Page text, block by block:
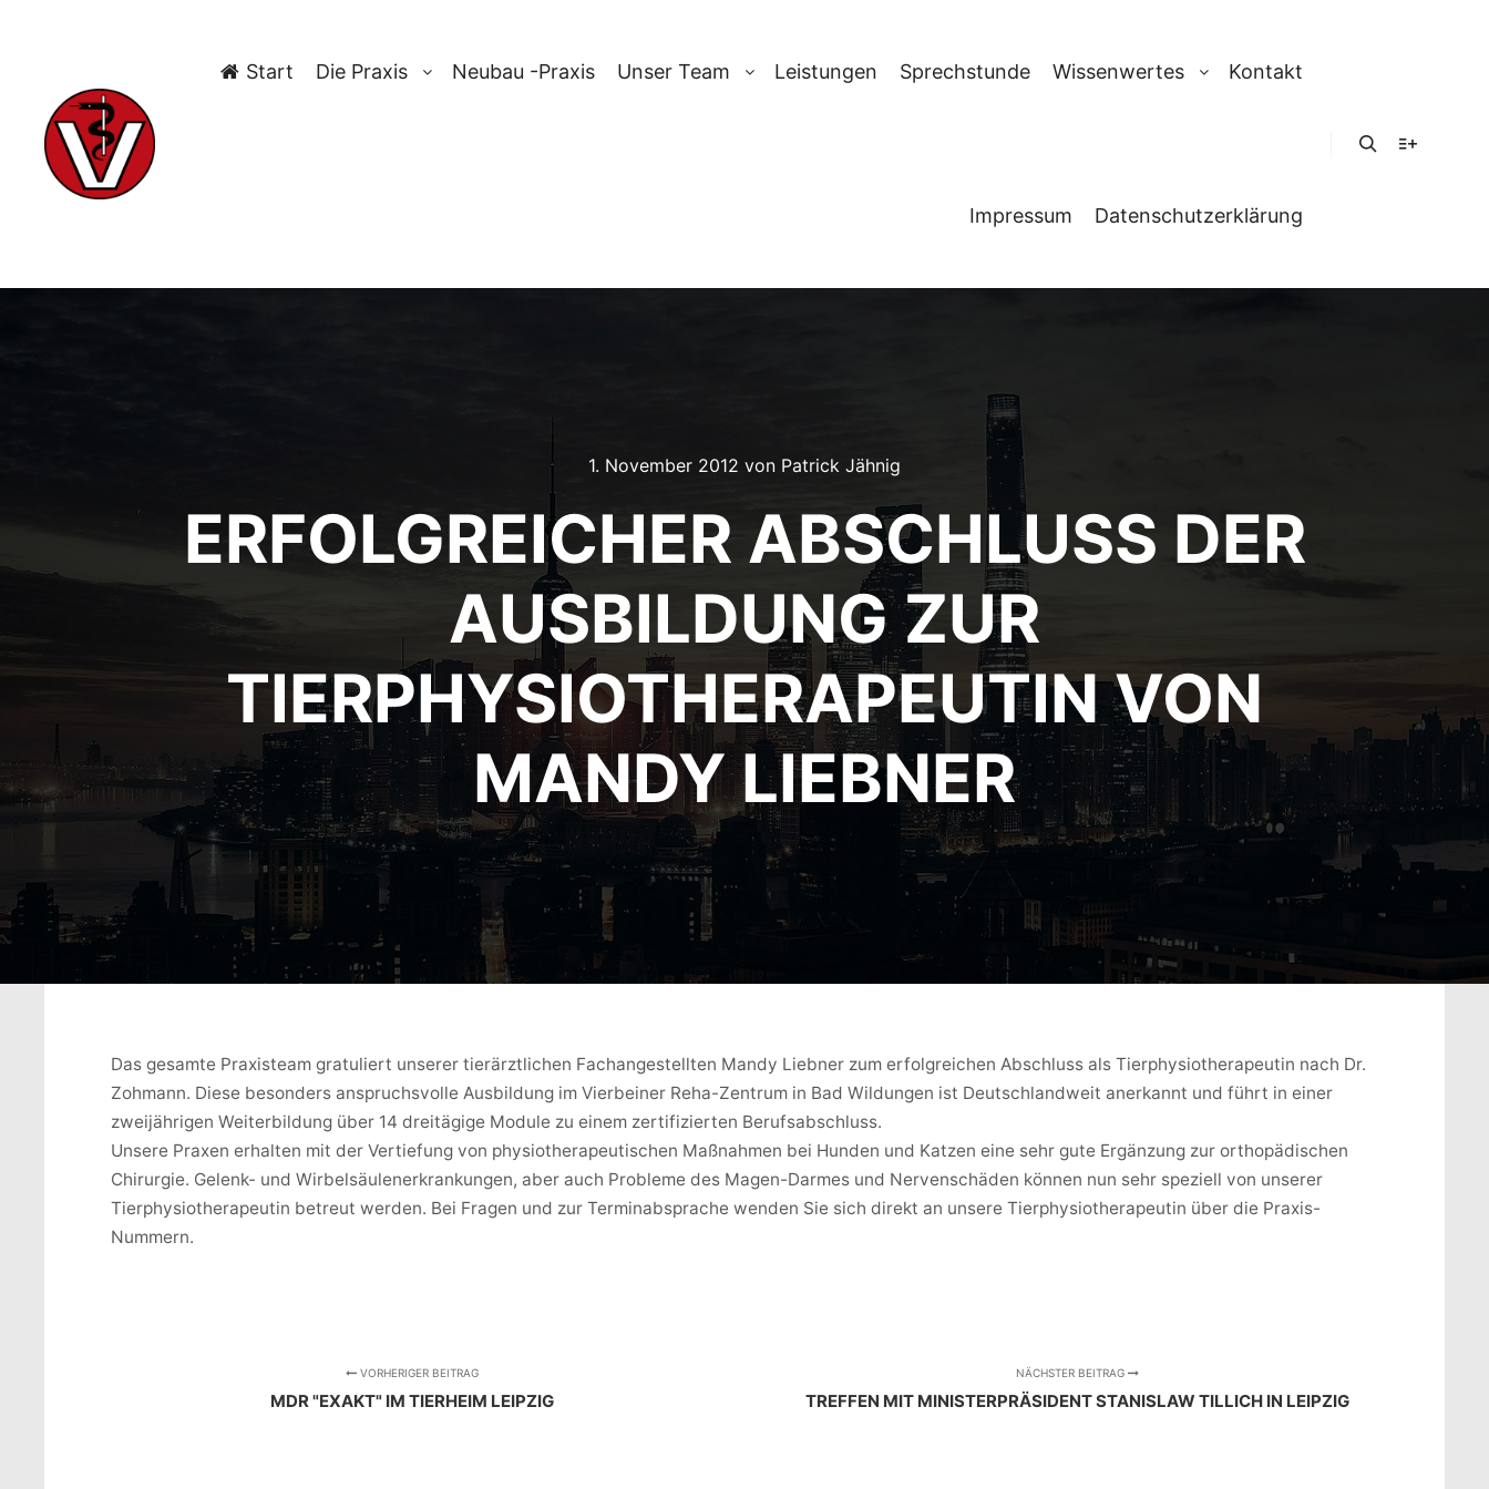
Start Die Praxis Neubau -Praxis Unser Team Leistungen Sprechstunde Wissenwertes Kontakt
Impressum Datenschutzerklärung
1. November 2012 von Patrick Jähnig
ERFOLGREICHER ABSCHLUSS DER
AUSBILDUNG ZUR
TIERPHYSIOTHERAPEUTIN VON
MANDY LIEBNER
Das gesamte Praxisteam gratuliert unserer tierärztlichen Fachangestellten Mandy Liebner zum erfolgreichen Abschluss als Tierphysiotherapeutin nach Dr.
Zohmann. Diese besonders anspruchsvolle Ausbildung im Vierbeiner Reha-Zentrum in Bad Wildungen ist Deutschlandweit anerkannt und führt in einer
zweijährigen Weiterbildung über 14 dreitägige Module zu einem zertifizierten Berufsabschluss.
Unsere Praxen erhalten mit der Vertiefung von physiotherapeutischen Maßnahmen bei Hunden und Katzen eine sehr gute Ergänzung zur orthopädischen
Chirurgie. Gelenk- und Wirbelsäulenerkrankungen, aber auch Probleme des Magen-Darmes und Nervenschäden können nun sehr speziell von unserer
Tierphysiotherapeutin betreut werden. Bei Fragen und zur Terminabsprache wenden Sie sich direkt an unsere Tierphysiotherapeutin über die Praxis-
Nummern.
VORHERIGER BEITRAG
MDR "EXAKT" IM TIERHEIM LEIPZIG
NÄCHSTER BEITRAG
TREFFEN MIT MINISTERPRÄSIDENT STANISLAW TILLICH IN LEIPZIG